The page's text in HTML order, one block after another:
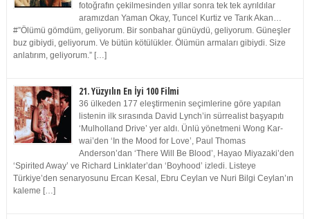
fotoğrafın çekilmesinden yıllar sonra tek tek ayrıldılar
aramızdan Yaman Okay, Tuncel Kurtiz ve Tarık Akan…
#”Ölümü gömdüm, geliyorum. Bir sonbahar günüydü, geliyorum. Güneşler
buz gibiydi, geliyorum. Ve bütün kötülükler. Ölümün armaları gibiydi. Size
anlatırım, geliyorum.” […]
21. Yüzyılın En İyi 100 Filmi
36 ülkeden 177 eleştirmenin seçimlerine göre yapılan
listenin ilk sırasında David Lynch’in sürrealist başyapıtı
‘Mulholland Drive’ yer aldı. Ünlü yönetmeni Wong Kar-
wai’den ‘In the Mood for Love’, Paul Thomas
Anderson’dan ‘There Will Be Blood’, Hayao Miyazaki’den
‘Spirited Away’ ve Richard Linklater’dan ‘Boyhood’ izledi. Listeye
Türkiye’den senaryosunu Ercan Kesal, Ebru Ceylan ve Nuri Bilgi Ceylan’ın
kaleme […]